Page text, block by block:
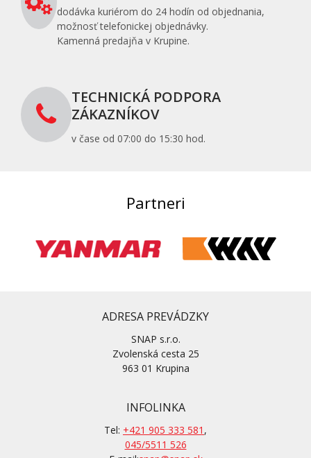
dodávka kuriérom do 24 hodín od objednania,
možnosť telefonickej objednávky.
Kamenná predajňa v Krupine.
TECHNICKÁ PODPORA
ZÁKAZNÍKOV
v čase od 07:00 do 15:30 hod.
Partneri
ADRESA PREVÁDZKY
SNAP s.r.o.
Zvolenská cesta 25
963 01 Krupina
INFOLINKA
Tel: +421 905 333 581 ,
045/5511 526